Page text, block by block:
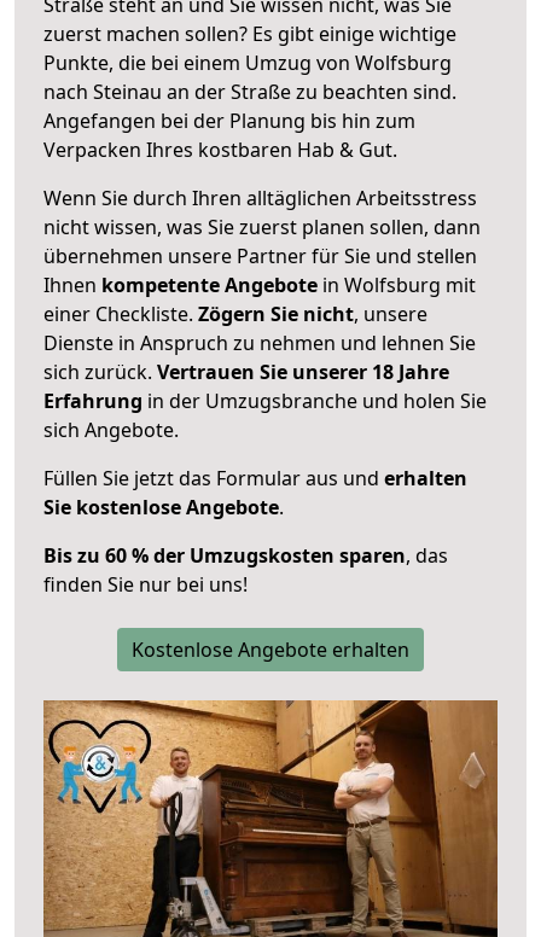
zuerst machen sollen? Es gibt einige wichtige
Punkte, die bei einem Umzug von Wolfsburg
nach Steinau an der Straße zu beachten sind.
Angefangen bei der Planung bis hin zum
Verpacken Ihres kostbaren Hab & Gut.
Wenn Sie durch Ihren alltäglichen Arbeitsstress
nicht wissen, was Sie zuerst planen sollen, dann
übernehmen unsere Partner für Sie und stellen
Ihnen kompetente Angebote in Wolfsburg mit
einer Checkliste. Zögern Sie nicht, unsere
Dienste in Anspruch zu nehmen und lehnen Sie
sich zurück. Vertrauen Sie unserer 18 Jahre
Erfahrung in der Umzugsbranche und holen Sie
sich Angebote.
Füllen Sie jetzt das Formular aus und erhalten
Sie kostenlose Angebote.
Bis zu 60 % der Umzugskosten sparen, das
finden Sie nur bei uns!
Kostenlose Angebote erhalten